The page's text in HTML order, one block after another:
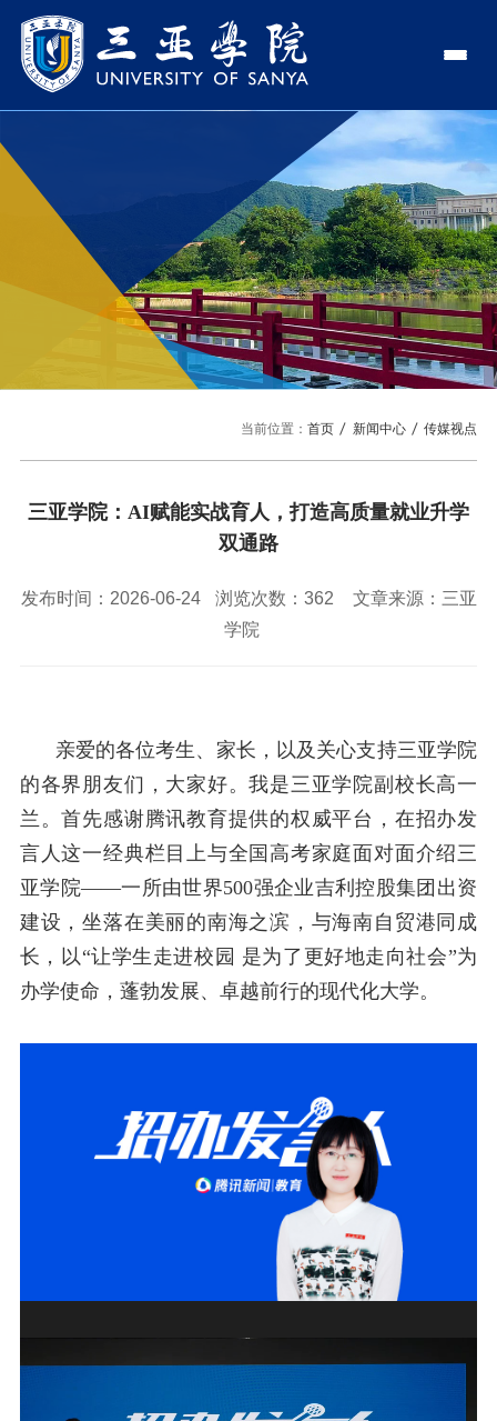
学校领导
理事长
党委书记、政府督导专员
学校简介
走近理事长
学校机构
校园风景
学院与部门
社会治理学院
艺术创意与数字设计学院
文学院
旅游与大健康学院
信息与智能工程学院
新闻中心
传媒视点
USY媒体
USY印象
三亚学院公共外交研究中心
招生信息
就业服务
图书馆
教务管理系统 办公OA系统
人才招聘
信息公开
English
当前位置：首页 新闻中心 传媒视点
三亚学院：AI赋能实战育人，打造高质量就业升学
双通路
发布时间：2026-06-24 浏览次数： 362
文章来源：三亚
学院
亲爱的各位考生、家长，以及关心支持三亚学院
的各界朋友们，大家好。我是三亚学院副校长高一
兰。首先感谢腾讯教育提供的权威平台，在招办发
言人这一经典栏目上与全国高考家庭面对面介绍三
亚学院——一所由世界500强企业吉利控股集团出资
建设，坐落在美丽的南海之滨，与海南自贸港同成
长，以“让学生走进校园 是为了更好地走向社会”为
办学使命，蓬勃发展、卓越前行的现代化大学。